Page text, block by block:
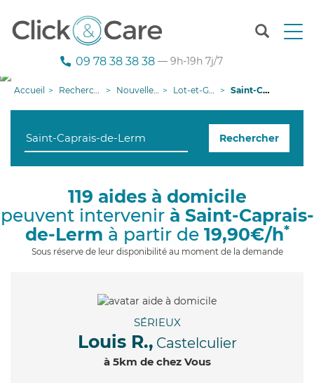
T
n
g
i
09 78 38 38 38 — 9h-19h 7j/7
Accueil Recherche aide à domicile Nouvelle-Aquitaine Lot-et-Garonne Saint-Caprais-de-Lerm
Rechercher
119 aides à domicile
peuvent intervenir à Saint-Caprais-
de-Lerm à partir de 19,90€/h*
Sous réserve de leur disponibilité au moment de la demande
SÉRIEUX
Louis R., Castelculier
à 5km de chez Vous